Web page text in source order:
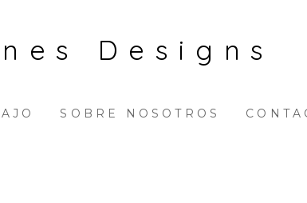
Designs
SOBRE NOSOTROS